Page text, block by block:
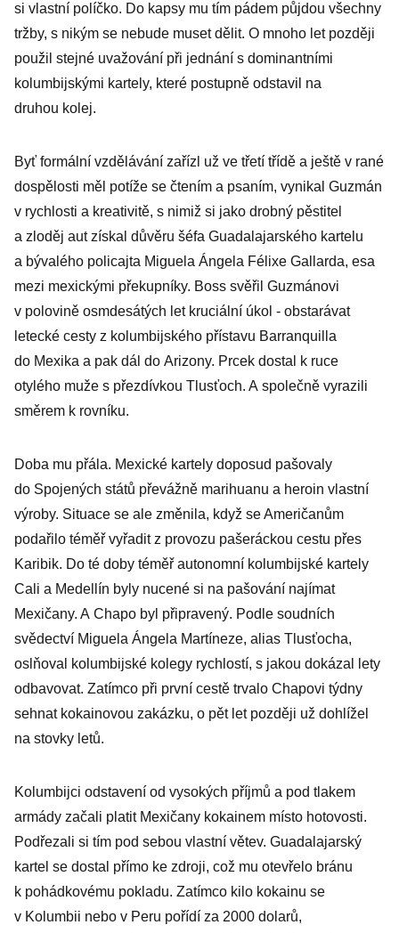
si vlastní políčko. Do kapsy mu tím pádem půjdou všechny
tržby, s nikým se nebude muset dělit. O mnoho let později
použil stejné uvažování při jednání s dominantními
kolumbijskými kartely, které postupně odstavil na
druhou ­kolej.
Byť formální vzdělávání zařízl už ve třetí třídě a ještě v rané
dospělosti měl potíže se čtením a psaním, vynikal Guzmán
v rychlosti a kreativitě, s nimiž si jako drobný pěstitel
a zloděj aut získal důvěru šéfa Guadalajarského kartelu
a bývalého policajta Miguela Ángela Félixe Gallarda, esa
mezi mexickými překupníky. Boss svěřil Guzmánovi
v polovině osmdesátých let kruciální úkol - obstarávat
letecké cesty z kolumbijského přístavu Barranquilla
do Mexika a pak dál do Arizony. Prcek dostal k ruce
otylého muže s přezdívkou Tlusťoch. A společně vyrazili
směrem k rovníku.
Doba mu přála. Mexické kartely doposud pašovaly
do Spojených států převážně marihuanu a heroin vlastní
výroby. Situace se ale změnila, když se Američanům
podařilo téměř vyřadit z provozu pašeráckou cestu přes
Karibik. Do té doby téměř autonomní kolumbijské kartely
Cali a Medellín byly nucené si na pašování najímat
Mexičany. A Chapo byl připravený. Podle soudních
svědectví Miguela Ángela Martíneze, alias Tlusťocha,
oslňoval kolumbijské kolegy rychlostí, s jakou dokázal lety
odbavovat. Zatímco při první cestě trvalo Chapovi týdny
sehnat kokainovou zakázku, o pět let později už dohlížel
na stovky letů.
Kolumbijci odstavení od vysokých příjmů a pod tlakem
armády začali platit Mexičany kokainem místo hotovosti.
Podřezali si tím pod sebou vlastní větev. Guadalajarský
kartel se dostal přímo ke zdroji, což mu otevřelo bránu
k pohádkovému pokladu. Zatímco kilo kokainu se
v Kolumbii nebo v Peru pořídí za 2000 dolarů,